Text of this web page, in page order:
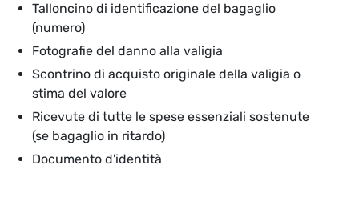
Talloncino di identificazione del bagaglio
(numero)
Fotografie del danno alla valigia
Scontrino di acquisto originale della valigia o
stima del valore
Ricevute di tutte le spese essenziali sostenute
(se bagaglio in ritardo)
Documento d'identità